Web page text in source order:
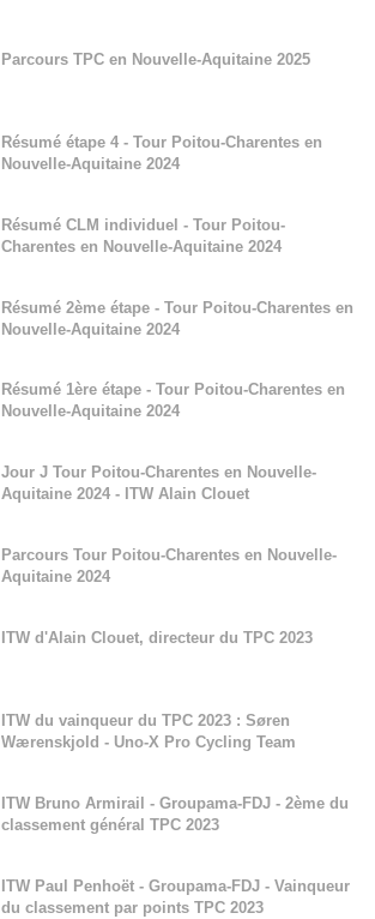
Parcours TPC en Nouvelle-Aquitaine 2025
Résumé étape 4 - Tour Poitou-Charentes en
Nouvelle-Aquitaine 2024
Résumé CLM individuel - Tour Poitou-
Charentes en Nouvelle-Aquitaine 2024
Résumé 2ème étape - Tour Poitou-Charentes en
Nouvelle-Aquitaine 2024
Résumé 1ère étape - Tour Poitou-Charentes en
Nouvelle-Aquitaine 2024
Jour J Tour Poitou-Charentes en Nouvelle-
Aquitaine 2024 - ITW Alain Clouet
Parcours Tour Poitou-Charentes en Nouvelle-
Aquitaine 2024
ITW d'Alain Clouet, directeur du TPC 2023
ITW du vainqueur du TPC 2023 : Søren
Wærenskjold - Uno-X Pro Cycling Team
ITW Bruno Armirail - Groupama-FDJ - 2ème du
classement général TPC 2023
ITW Paul Penhoët - Groupama-FDJ - Vainqueur
du classement par points TPC 2023